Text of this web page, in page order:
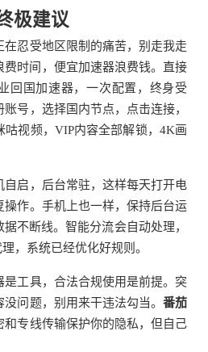
极建议
在忍受地区限制的痛苦，别走我走
费时间，便宜加速器浪费钱。直接
回国加速器，一次配置，终身受
号，选择国内节点，点击连接，
咕视频，VIP内容全部解锁，4K画
自启，后台常驻，这样每天打开电
操作。手机上也一样，保持后台运
不断线。智能分流会自动处理，
，系统已经优化好规则。
是工具，合法合规使用是前提。突
问题，别用来干违法勾当。 番茄
和专线传输保护你的隐私，但自己